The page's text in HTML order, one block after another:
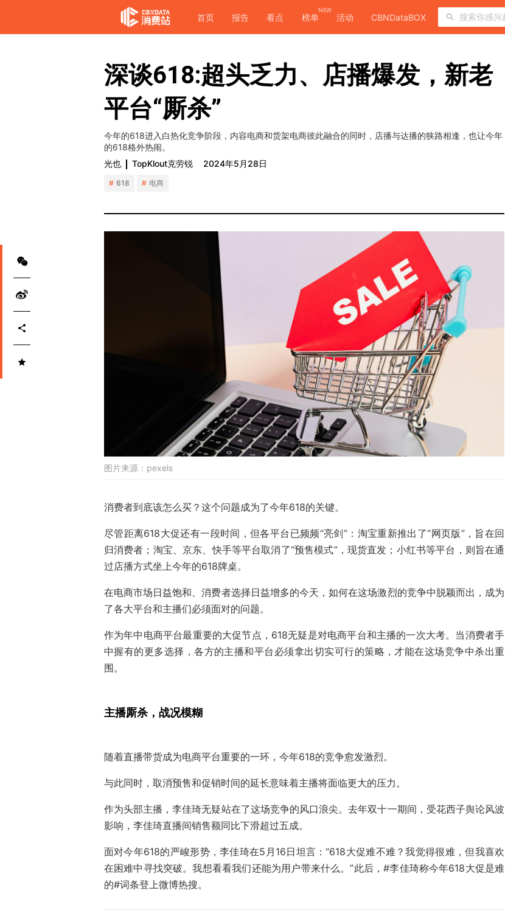
首页 报告 看点 榜单
NEW
活动 CBNDataBOX
深谈618:超头乏力、店播爆发，新老
平台“厮杀”
今年的618进入白热化竞争阶段，内容电商和货架电商彼此融合的同时，店播与达播的狭路相逢，也让今年
的618格外热闹。
光也
TopKlout克劳锐 2024年5月28日
618 电商
图片来源： pexels
消费者到底该怎么买？这个问题成为了今年618的关键。
尽管距离618大促还有一段时间，但各平台已频频“亮剑”：淘宝重新推出了“网页版”，旨在回
归消费者；淘宝、京东、快手等平台取消了“预售模式”，现货直发；小红书等平台，则旨在通
过店播方式坐上今年的618牌桌。
在电商市场日益饱和、消费者选择日益增多的今天，如何在这场激烈的竞争中脱颖而出，成为
了各大平台和主播们必须面对的问题。
作为年中电商平台最重要的大促节点，618无疑是对电商平台和主播的一次大考。当消费者手
中握有的更多选择，各方的主播和平台必须拿出切实可行的策略，才能在这场竞争中杀出重
围。
主播厮杀，战况模糊
随着直播带货成为电商平台重要的一环，今年618的竞争愈发激烈。
与此同时，取消预售和促销时间的延长意味着主播将面临更大的压力。
作为头部主播，李佳琦无疑站在了这场竞争的风口浪尖。去年双十一期间，受花西子舆论风波
影响，李佳琦直播间销售额同比下滑超过五成。
面对今年618的严峻形势，李佳琦在5月16日坦言：“618大促难不难？我觉得很难，但我喜欢
在困难中寻找突破。我想看看我们还能为用户带来什么。”此后，#李佳琦称今年618大促是难
的#词条登上微博热搜。